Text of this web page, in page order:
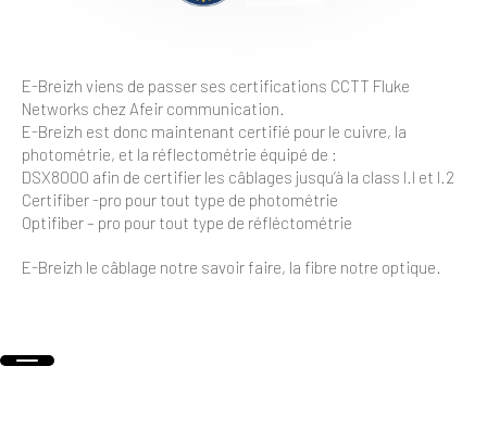
E-Breizh viens de passer ses certifications CCTT Fluke
Networks chez Afeir communication.
E-Breizh est donc maintenant certifié pour le cuivre, la
photométrie, et la réflectométrie équipé de :
DSX8000 afin de certifier les câblages jusqu’à la class I.I et I.2
Certifiber -pro pour tout type de photométrie
Optifiber – pro pour tout type de réfléctométrie
E-Breizh le câblage notre savoir faire, la fibre notre optique.